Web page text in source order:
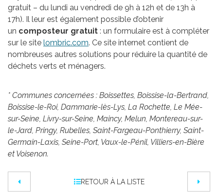
gratuit – du lundi au vendredi de 9h à 12h et de 13h à
17h). Il leur est également possible d’obtenir
un composteur gratuit : un formulaire est à compléter
sur le site lombric.com. Ce site internet contient de
nombreuses autres solutions pour réduire la quantité de
déchets verts et ménagers.
* Communes concernées : Boissettes, Boissise-la-Bertrand,
Boissise-le-Roi, Dammarie-lès-Lys, La Rochette, Le Mée-
sur-Seine, Livry-sur-Seine, Maincy, Melun, Montereau-sur-
le-Jard, Pringy, Rubelles, Saint-Fargeau-Ponthierry, Saint-
Germain-Laxis, Seine-Port, Vaux-le-Pénil, Villiers-en-Bière
et Voisenon.
RETOUR À LA LISTE